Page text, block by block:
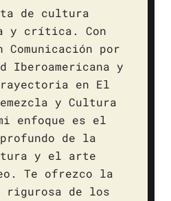
de cultura
y crítica. Con
Comunicación por
Iberoamericana y
en El
y Cultura
enfoque es el
de la
y el arte
Te ofrezco la
rigurosa de los